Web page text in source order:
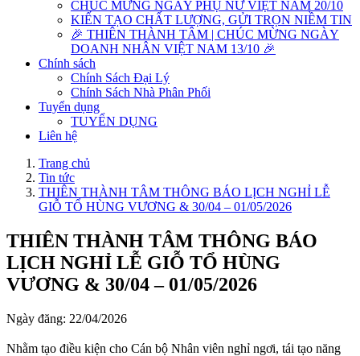
CHÚC MỪNG NGÀY PHỤ NỮ VIỆT NAM 20/10
KIẾN TẠO CHẤT LƯỢNG, GỬI TRỌN NIỀM TIN
🎉 THIÊN THÀNH TÂM | CHÚC MỪNG NGÀY
DOANH NHÂN VIỆT NAM 13/10 🎉
Chính sách
Chính Sách Đại Lý
Chính Sách Nhà Phân Phối
Tuyển dụng
TUYỂN DỤNG
Liên hệ
Trang chủ
Tin tức
THIÊN THÀNH TÂM THÔNG BÁO LỊCH NGHỈ LỄ
GIỖ TỔ HÙNG VƯƠNG & 30/04 – 01/05/2026
THIÊN THÀNH TÂM THÔNG BÁO
LỊCH NGHỈ LỄ GIỖ TỔ HÙNG
VƯƠNG & 30/04 – 01/05/2026
Ngày đăng: 22/04/2026
Nhằm tạo điều kiện cho Cán bộ Nhân viên nghỉ ngơi, tái tạo năng